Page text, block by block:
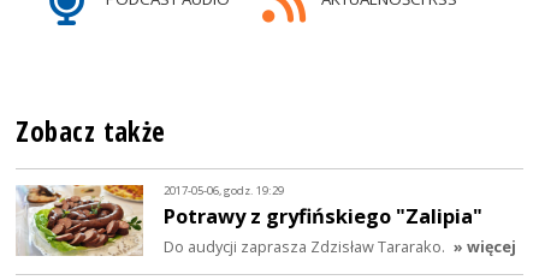
Zobacz także
2017-05-06, godz. 19:29
Potrawy z gryfińskiego "Zalipia"
Do audycji zaprasza Zdzisław Tararako. » więcej